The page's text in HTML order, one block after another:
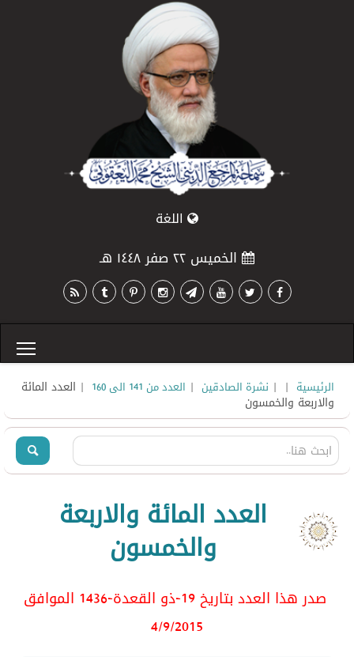
اللغة
الخميس ٢٢ صفر ١٤٤٨ هـ
الرئيسية |
| نشرة الصادقين | العدد من 141 الى 160 | العدد المائة
والاربعة والخمسون
العدد المائة والاربعة
والخمسون
صدر هذا العدد بتاريخ 19-ذو القعدة-1436 الموافق
4/9/2015